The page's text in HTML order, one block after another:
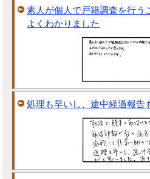
素人が個人で戸籍調査を行う
よくわかりました
処理も早いし、途中経過報告